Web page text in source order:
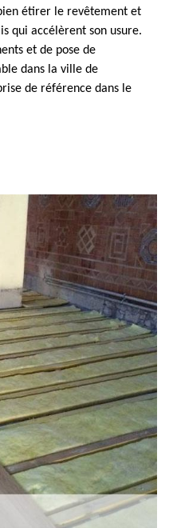
étirer le revêtement et
qui accélèrent son usure.
et de pose de
dans la ville de
de référence dans le